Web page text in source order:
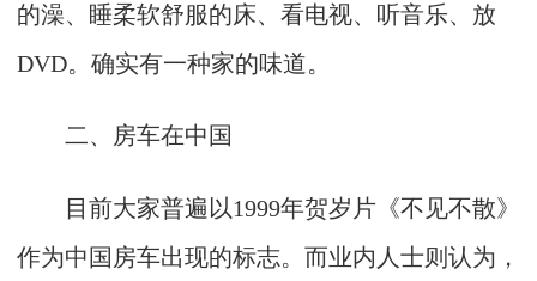
的澡、睡柔软舒服的床、看电视、听音乐、放
DVD。确实有一种家的味道。
二、房车在中国
目前大家普遍以1999年贺岁片《不见不散》
作为中国房车出现的标志。而业内人士则认为，